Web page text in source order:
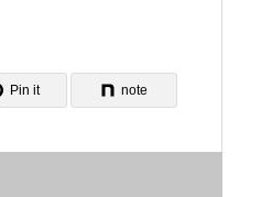
Pin it note